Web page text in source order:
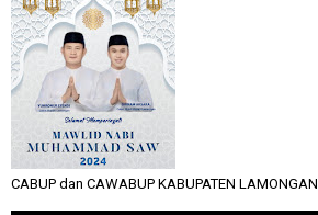
CABUP dan CAWABUP KABUPATEN LAMONGAN